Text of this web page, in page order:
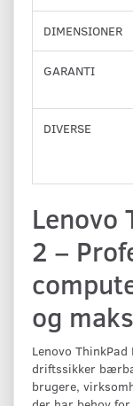
DIMENSIONER
GARANTI
DIVERSE
Lenovo
2 –
og
Lenovo
driftssikker
brugere,